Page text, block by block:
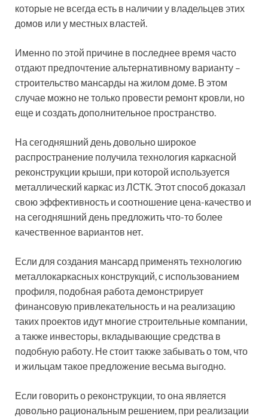
которые не всегда есть в наличии у владельцев этих
домов или у местных властей.
Именно по этой причине в последнее время часто
отдают предпочтение альтернативному варианту –
строительство мансарды на жилом доме. В этом
случае можно не только провести ремонт кровли, но
еще и создать дополнительное пространство.
На сегодняшний день довольно широкое
распространение получила технология каркасной
реконструкции крыши, при которой используется
металлический каркас из ЛСТК. Этот способ доказал
свою эффективность и соотношение цена-качество и
на сегодняшний день предложить что-то более
качественное вариантов нет.
Если для создания мансард применять технологию
металлокаркасных конструкций, с использованием
профиля, подобная работа демонстрирует
финансовую привлекательность и на реализацию
таких проектов идут многие строительные компании,
а также инвесторы, вкладывающие средства в
подобную работу. Не стоит также забывать о том, что
и жильцам такое предложение весьма выгодно.
Если говорить о реконструкции, то она является
довольно рациональным решением, при реализации